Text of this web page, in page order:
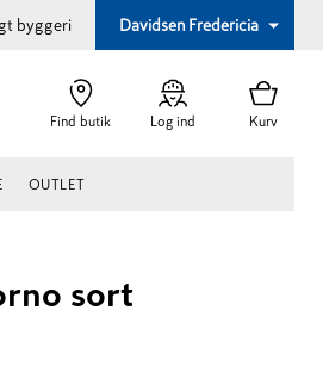
byggeri Davidsen Fredericia
Find butik Log ind Kurv
OUTLET
sort